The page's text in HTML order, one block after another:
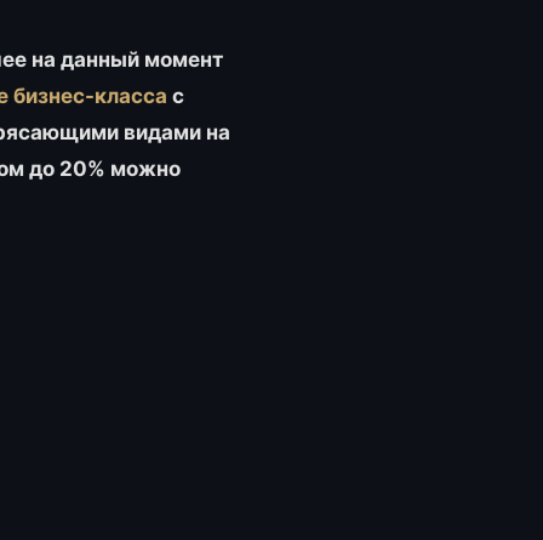
на данный момент
бизнес-класса с
видами на
до 20% можно